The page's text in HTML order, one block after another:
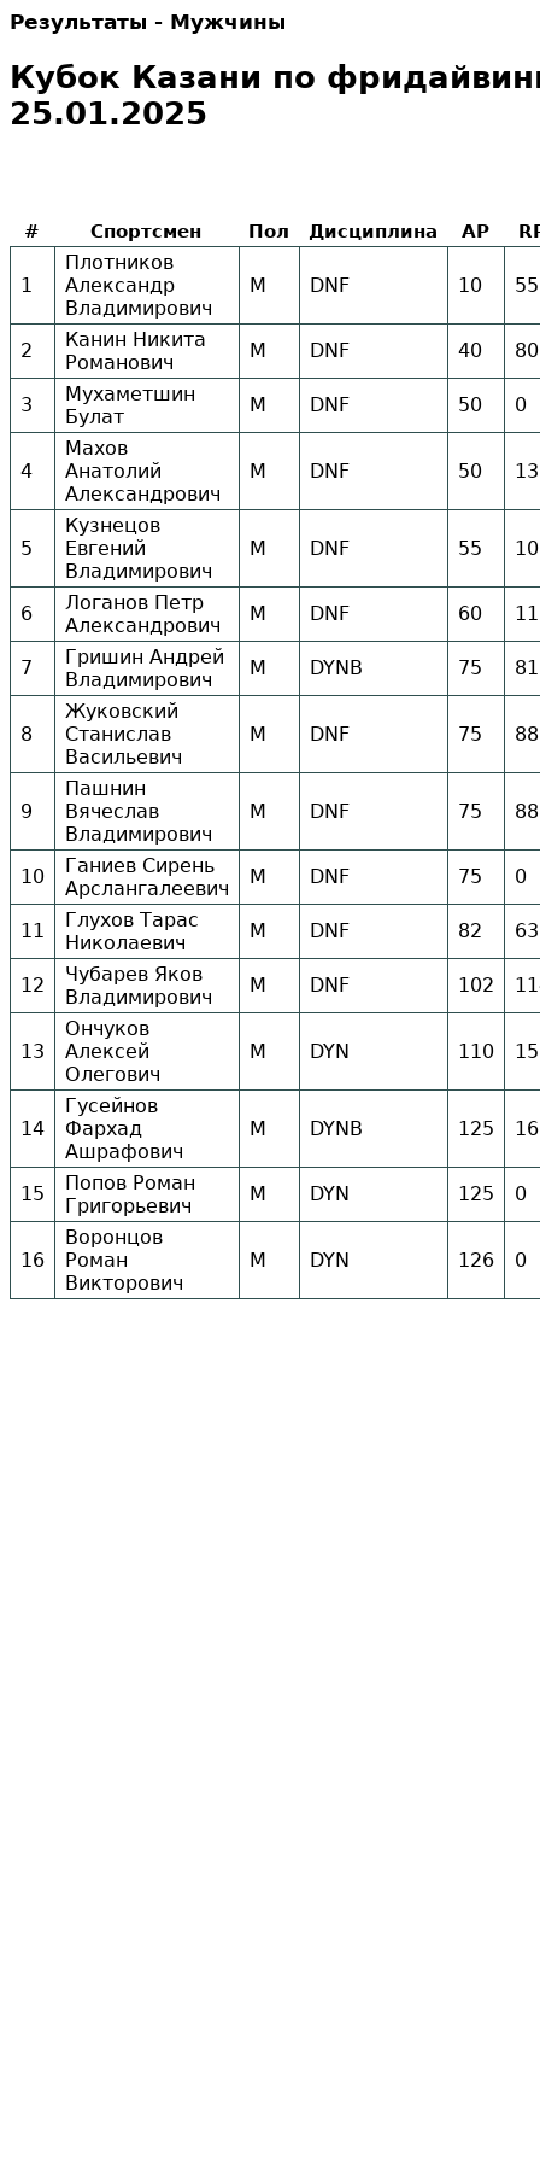
Результаты - Мужчины
Кубок Казани по
25.01.2025
# Спортсмен Пол Дисциплина AP
1
Плотников
Александр
Владимирович
М DNF 10 55
2
Канин Никита
Романович
М DNF 40 80
3
Мухаметшин
Булат
М DNF 50 0
4
Махов
Анатолий
Александрович
М DNF 50
5
Кузнецов
Евгений
Владимирович
М DNF 55
6
Логанов Петр
Александрович
М DNF 60
7
Гришин Андрей
Владимирович
М DYNB 75 81
8
Жуковский
Станислав
Васильевич
М DNF 75 88
9
Пашнин
Вячеслав
Владимирович
М DNF 75 88
10
Ганиев Сирень
Арслангалеевич
М DNF 75 0
11
Глухов Тарас
Николаевич
М DNF 82 63
12
Чубарев Яков
Владимирович
М DNF 102
13
Ончуков
Алексей
Олегович
М DYN 110
14
Гусейнов
Фархад
Ашрафович
М DYNB 125
15
Попов Роман
Григорьевич
М DYN 125 0
16
Воронцов
Роман
Викторович
М DYN 126 0